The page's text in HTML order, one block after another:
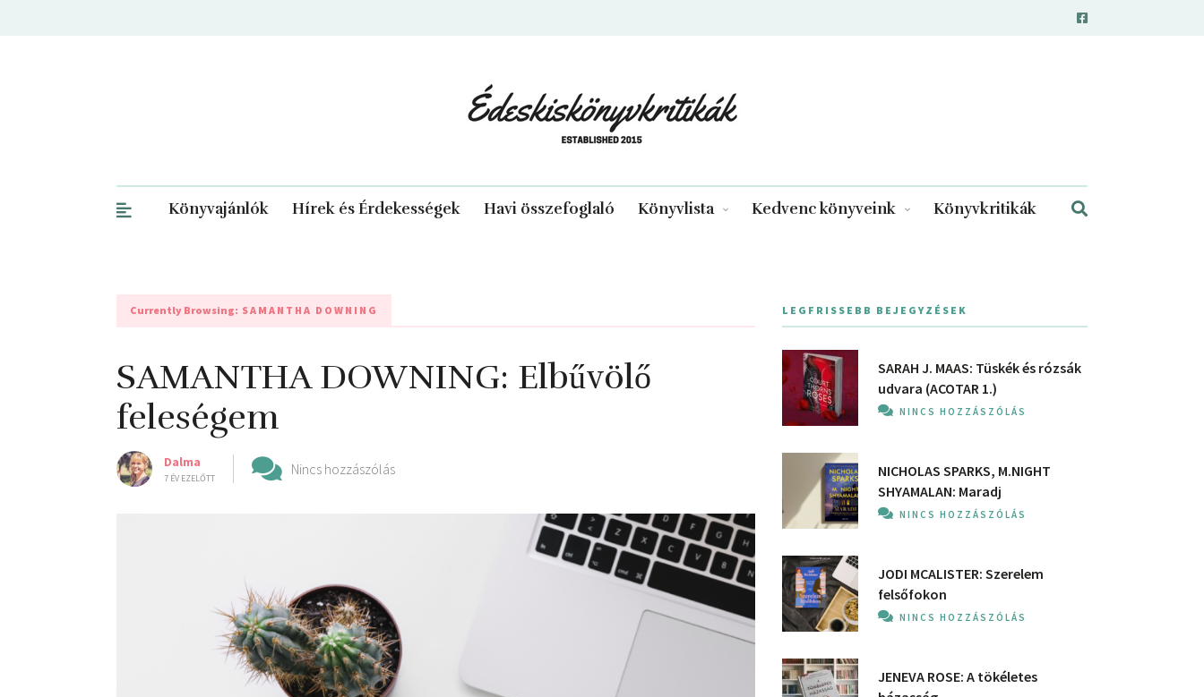
Könyvajánlók Hírek és Érdekességek Havi összefoglaló Könyvlista Kedvenc könyveink Könyvkritikák
Currently Browsing: SAMANTHA DOWNING
SAMANTHA DOWNING: Elbűvölő ​
feleségem
Dalma
7 ÉV EZELŐTT
Nincs hozzászólás
LEGFRISSEBB BEJEGYZÉSEK
SARAH J. MAAS: Tüskék és rózsák
udvara (ACOTAR 1.)
NINCS HOZZÁSZÓLÁS
NICHOLAS SPARKS, M.NIGHT
SHYAMALAN: Maradj
NINCS HOZZÁSZÓLÁS
JODI MCALISTER: Szerelem
felsőfokon
NINCS HOZZÁSZÓLÁS
JENEVA ROSE: A ​tökéletes